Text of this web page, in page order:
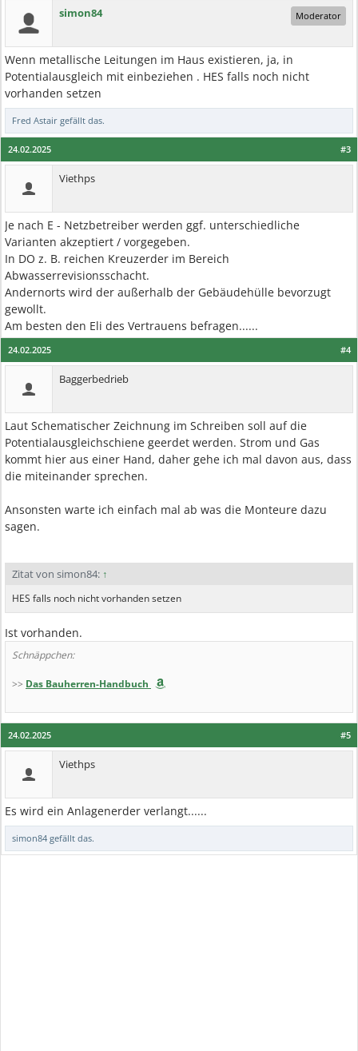
simon84 Moderator
Wenn metallische Leitungen im Haus existieren, ja, in
Potentialausgleich mit einbeziehen . HES falls noch nicht
vorhanden setzen
Fred Astair gefällt das.
#3
24.02.2025
Viethps
Je nach E - Netzbetreiber werden ggf. unterschiedliche
Varianten akzeptiert / vorgegeben.
In DO z. B. reichen Kreuzerder im Bereich
Abwasserrevisionsschacht.
Andernorts wird der außerhalb der Gebäudehülle bevorzugt
gewollt.
Am besten den Eli des Vertrauens befragen......
#4
24.02.2025
Baggerbedrieb
Laut Schematischer Zeichnung im Schreiben soll auf die
Potentialausgleichschiene geerdet werden. Strom und Gas
kommt hier aus einer Hand, daher gehe ich mal davon aus, dass
die miteinander sprechen.
Ansonsten warte ich einfach mal ab was die Monteure dazu
sagen.
Zitat von simon84: ↑
HES falls noch nicht vorhanden setzen
Ist vorhanden.
Schnäppchen:
>> Das Bauherren-Handbuch
#5
24.02.2025
Viethps
Es wird ein Anlagenerder verlangt......
simon84 gefällt das.